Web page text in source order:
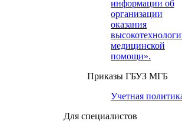
информации об
организации
оказания
медицинской
помощи».
Приказы ГБУЗ МГБ
Учетная
Для специалистов